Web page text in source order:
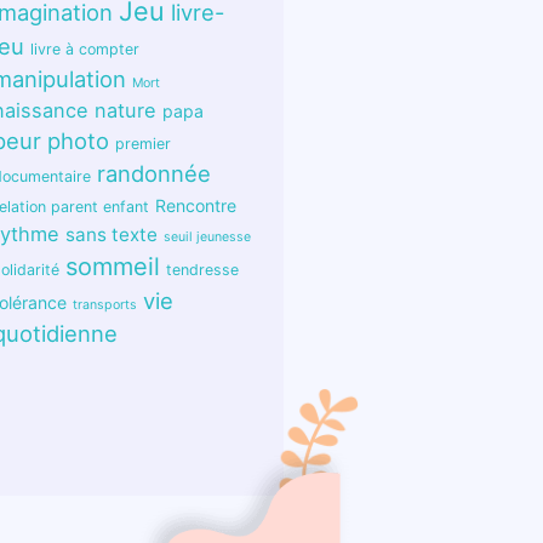
Jeu livre-
livre à compter
Mort
nature papa
photo premier
randonnée
parent enfant Rencontre
sans texte seuil jeunesse
sommeil tendresse
transports vie